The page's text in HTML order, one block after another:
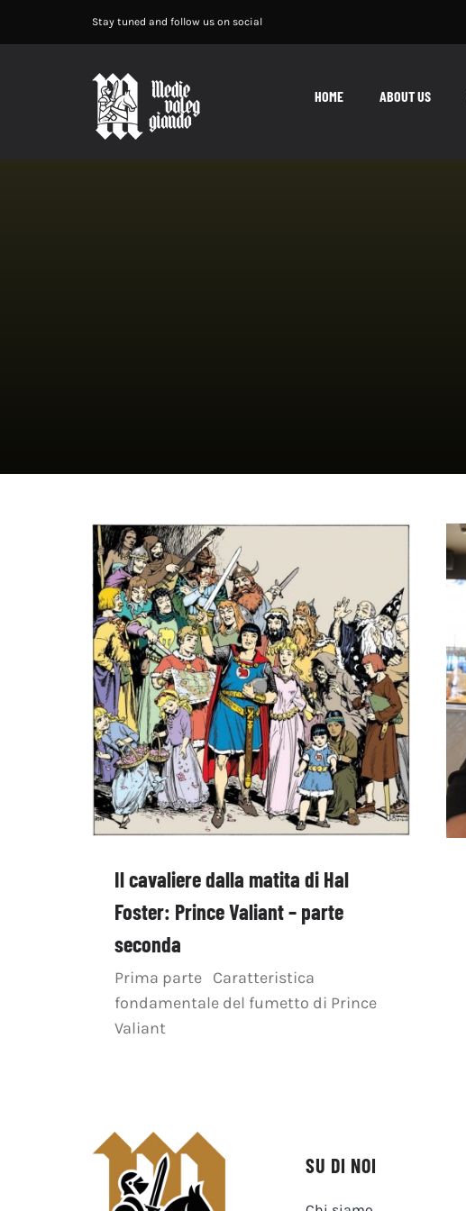
Stay tuned and follow us on social
HOME ABOUT US
Il cavaliere dalla matita di Hal
Foster: Prince Valiant – parte
seconda
Prima parte Caratteristica
fondamentale del fumetto di Prince
Valiant
SU DI NOI